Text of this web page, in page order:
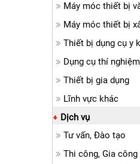
Máy móc thiết bị
Máy móc thiết bị
Thiết bị dụng cụ y
Dụng cụ thí
Thiết bị gia dụng
Lĩnh vực khác
Dịch vụ
Tư vấn, Đào tạo
Thi công, Gia công